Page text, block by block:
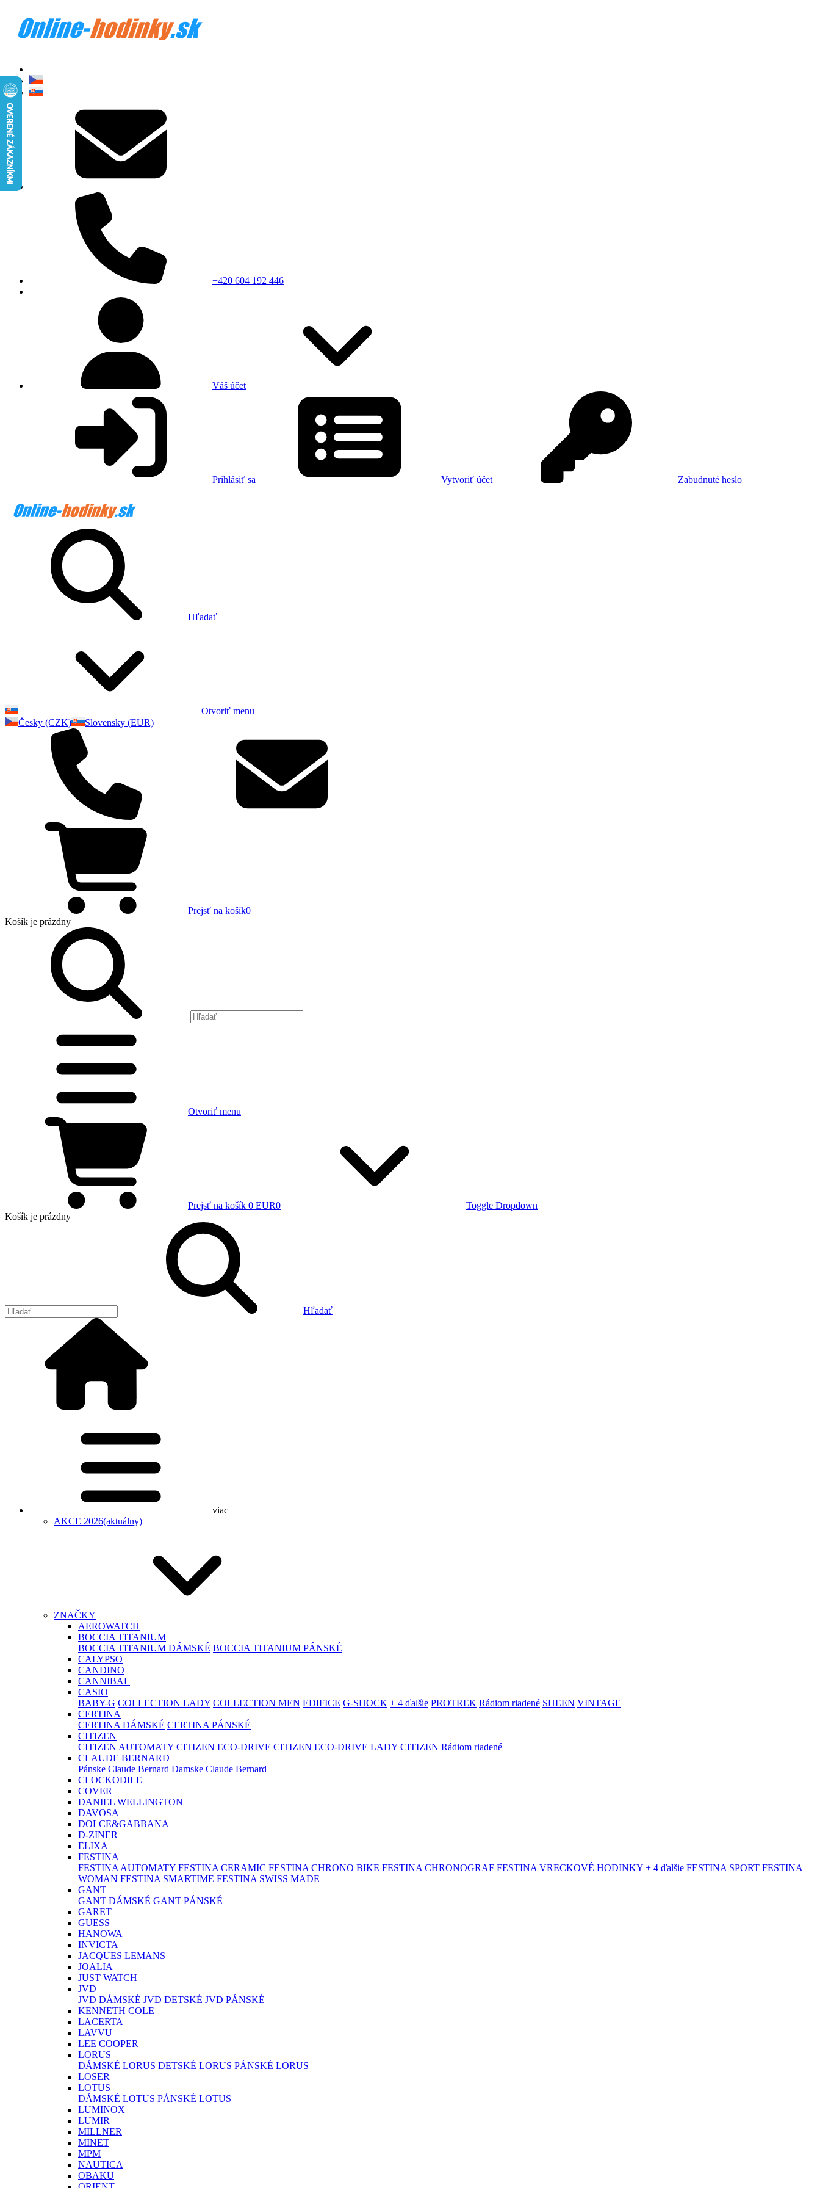
+420 604 192 446
Váš účet
Prihlásiť sa Vytvoriť účet Zabudnuté heslo
Hľadať
Otvoriť menu
Česky (CZK)
Slovensky (EUR)
Prejsť na košík0
Košík je prázdny
Otvoriť menu
Prejsť na košík 0 EUR0
Toggle Dropdown
Košík je prázdny
Hľadať
viac
AKCE 2026(aktuálny)
ZNAČKY
AEROWATCH
BOCCIA TITANIUM
BOCCIA TITANIUM DÁMSKÉ BOCCIA TITANIUM PÁNSKÉ
CALYPSO
CANDINO
CANNIBAL
CASIO
BABY-G COLLECTION LADY COLLECTION MEN EDIFICE G-SHOCK + 4 ďalšie PROTREK Rádiom riadené SHEEN VINTAGE
CERTINA
CERTINA DÁMSKÉ CERTINA PÁNSKÉ
CITIZEN
CITIZEN AUTOMATY CITIZEN ECO-DRIVE CITIZEN ECO-DRIVE LADY CITIZEN Rádiom riadené
CLAUDE BERNARD
Pánske Claude Bernard Damske Claude Bernard
CLOCKODILE
COVER
DANIEL WELLINGTON
DAVOSA
DOLCE&GABBANA
D-ZINER
ELIXA
FESTINA
FESTINA AUTOMATY FESTINA CERAMIC FESTINA CHRONO BIKE FESTINA CHRONOGRAF FESTINA VRECKOVÉ HODINKY + 4 ďalšie FESTINA SPORT FESTINA
WOMAN FESTINA SMARTIME FESTINA SWISS MADE
GANT
GANT DÁMSKÉ GANT PÁNSKÉ
GARET
GUESS
HANOWA
INVICTA
JACQUES LEMANS
JOALIA
JUST WATCH
JVD
JVD DÁMSKÉ JVD DETSKÉ JVD PÁNSKÉ
KENNETH COLE
LACERTA
LAVVU
LEE COOPER
LORUS
DÁMSKÉ LORUS DETSKÉ LORUS PÁNSKÉ LORUS
LOSER
LOTUS
DÁMSKÉ LOTUS PÁNSKÉ LOTUS
LUMINOX
LUMIR
MILLNER
MINET
MPM
NAUTICA
OBAKU